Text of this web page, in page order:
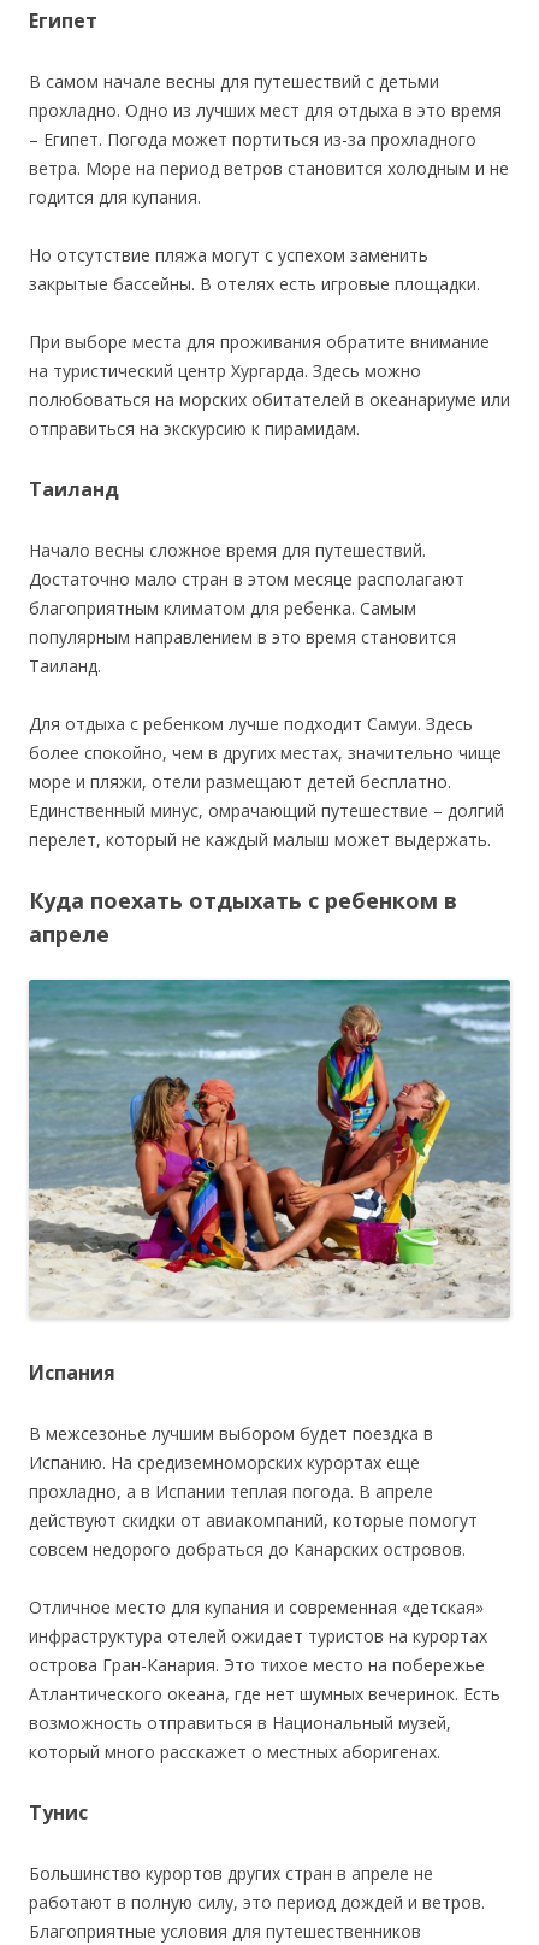
Египет
В самом начале весны для путешествий с детьми
прохладно. Одно из лучших мест для отдыха в это время
– Египет. Погода может портиться из-за прохладного
ветра. Море на период ветров становится холодным и не
годится для купания.
Но отсутствие пляжа могут с успехом заменить
закрытые бассейны. В отелях есть игровые площадки.
При выборе места для проживания обратите внимание
на туристический центр Хургарда. Здесь можно
полюбоваться на морских обитателей в океанариуме или
отправиться на экскурсию к пирамидам.
Таиланд
Начало весны сложное время для путешествий.
Достаточно мало стран в этом месяце располагают
благоприятным климатом для ребенка. Самым
популярным направлением в это время становится
Таиланд.
Для отдыха с ребенком лучше подходит Самуи. Здесь
более спокойно, чем в других местах, значительно чище
море и пляжи, отели размещают детей бесплатно.
Единственный минус, омрачающий путешествие – долгий
перелет, который не каждый малыш может выдержать.
Куда поехать отдыхать с ребенком в
апреле
Испания
В межсезонье лучшим выбором будет поездка в
Испанию. На средиземноморских курортах еще
прохладно, а в Испании теплая погода. В апреле
действуют скидки от авиакомпаний, которые помогут
совсем недорого добраться до Канарских островов.
Отличное место для купания и современная «детская»
инфраструктура отелей ожидает туристов на курортах
острова Гран-Канария. Это тихое место на побережье
Атлантического океана, где нет шумных вечеринок. Есть
возможность отправиться в Национальный музей,
который много расскажет о местных аборигенах.
Тунис
Большинство курортов других стран в апреле не
работают в полную силу, это период дождей и ветров.
Благоприятные условия для путешественников